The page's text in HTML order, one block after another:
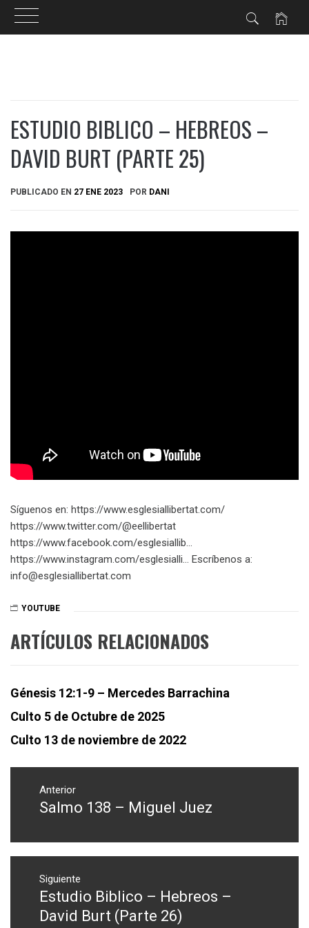
ESTUDIO BIBLICO – HEBREOS –
DAVID BURT (PARTE 25)
PUBLICADO EN 27 ENE 2023 POR DANI
Síguenos en: https://www.esglesiallibertat.com/​​​
https://www.twitter.com/@eellibertat​​​
https://www.facebook.com/esglesiallib…​
https://www.instagram.com/esglesialli…​ Escríbenos a:
info@esglesiallibertat.com
YOUTUBE
ARTÍCULOS RELACIONADOS
Génesis 12:1-9 – Mercedes Barrachina
Culto 5 de Octubre de 2025
Culto 13 de noviembre de 2022
Navegación
entradas
Anterior
Entrada
Salmo 138 – Miguel Juez
Siguiente
Entrada
siguiente:
Estudio Biblico – Hebreos –
David Burt (Parte 26)